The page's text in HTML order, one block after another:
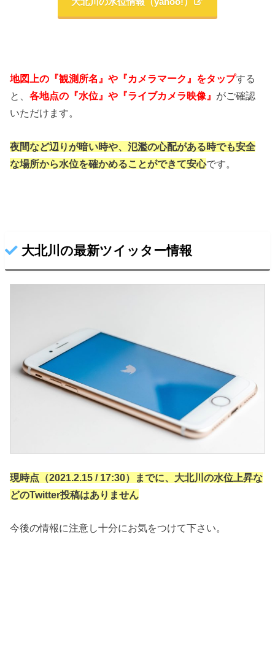
地図上の『観測所名』や『カメラマーク』をタップする
と、各地点の『水位』や『ライブカメラ映像』 がご確認
いただけます。
夜間など辺りが暗い時や、氾濫の心配がある時でも安全
な場所から水位を確かめることができて安心です。
大北川の最新ツイッター情報
現時点（2021.2.15 / 17:30）までに、大北川の水位上昇な
どのTwitter投稿はありません
今後の情報に注意し十分にお気をつけて下さい。